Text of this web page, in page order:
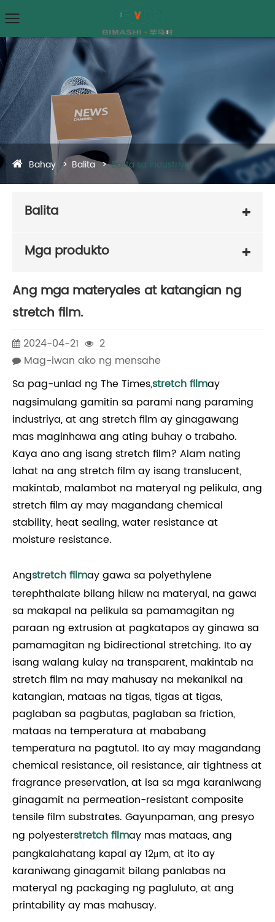
Bahay Balita Balita sa Industriya
Balita
Mga produkto
Ang mga materyales at katangian ng
stretch film.
2024-04-21
2
Mag-iwan ako ng mensahe
Sa pag-unlad ng The Times,stretch filmay
nagsimulang gamitin sa parami nang paraming
industriya, at ang stretch film ay ginagawang
mas maginhawa ang ating buhay o trabaho.
Kaya ano ang isang stretch film? Alam nating
lahat na ang stretch film ay isang translucent,
makintab, malambot na materyal ng pelikula, ang
stretch film ay may magandang chemical
stability, heat sealing, water resistance at
moisture resistance.
Angstretch filmay gawa sa polyethylene
terephthalate bilang hilaw na materyal, na gawa
sa makapal na pelikula sa pamamagitan ng
paraan ng extrusion at pagkatapos ay ginawa sa
pamamagitan ng bidirectional stretching. Ito ay
isang walang kulay na transparent, makintab na
stretch film na may mahusay na mekanikal na
katangian, mataas na tigas, tigas at tigas,
paglaban sa pagbutas, paglaban sa friction,
mataas na temperatura at mababang
temperatura na pagtutol. Ito ay may magandang
chemical resistance, oil resistance, air tightness at
fragrance preservation, at isa sa mga karaniwang
ginagamit na permeation-resistant composite
tensile film substrates. Gayunpaman, ang presyo
ng polyesterstretch filmay mas mataas, ang
pangkalahatang kapal ay 12μm, at ito ay
karaniwang ginagamit bilang panlabas na
materyal ng packaging ng pagluluto, at ang
printability ay mas mahusay.